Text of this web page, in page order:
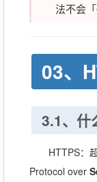
？
无副
问，
用
景
法不会
03、
3.1、什
HTTPS：
Protocol over